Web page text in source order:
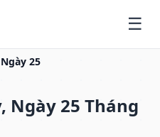
Ngày 25
Ngày 25 Tháng